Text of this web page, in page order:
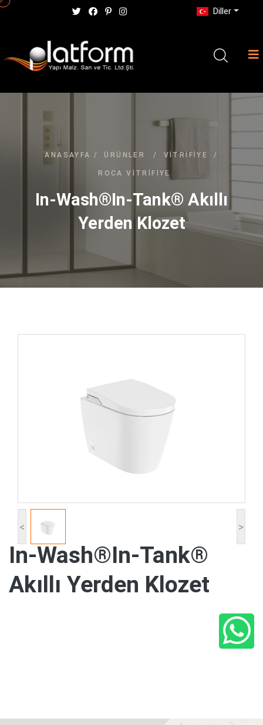
Diller
ANASAYFA / ÜRÜNLER / VITRIFIYE /
ROCA VITRIFIYE
In-Wash®In-Tank® Akıllı
Yerden Klozet
< >
In-Wash®In-Tank®
Akıllı Yerden Klozet